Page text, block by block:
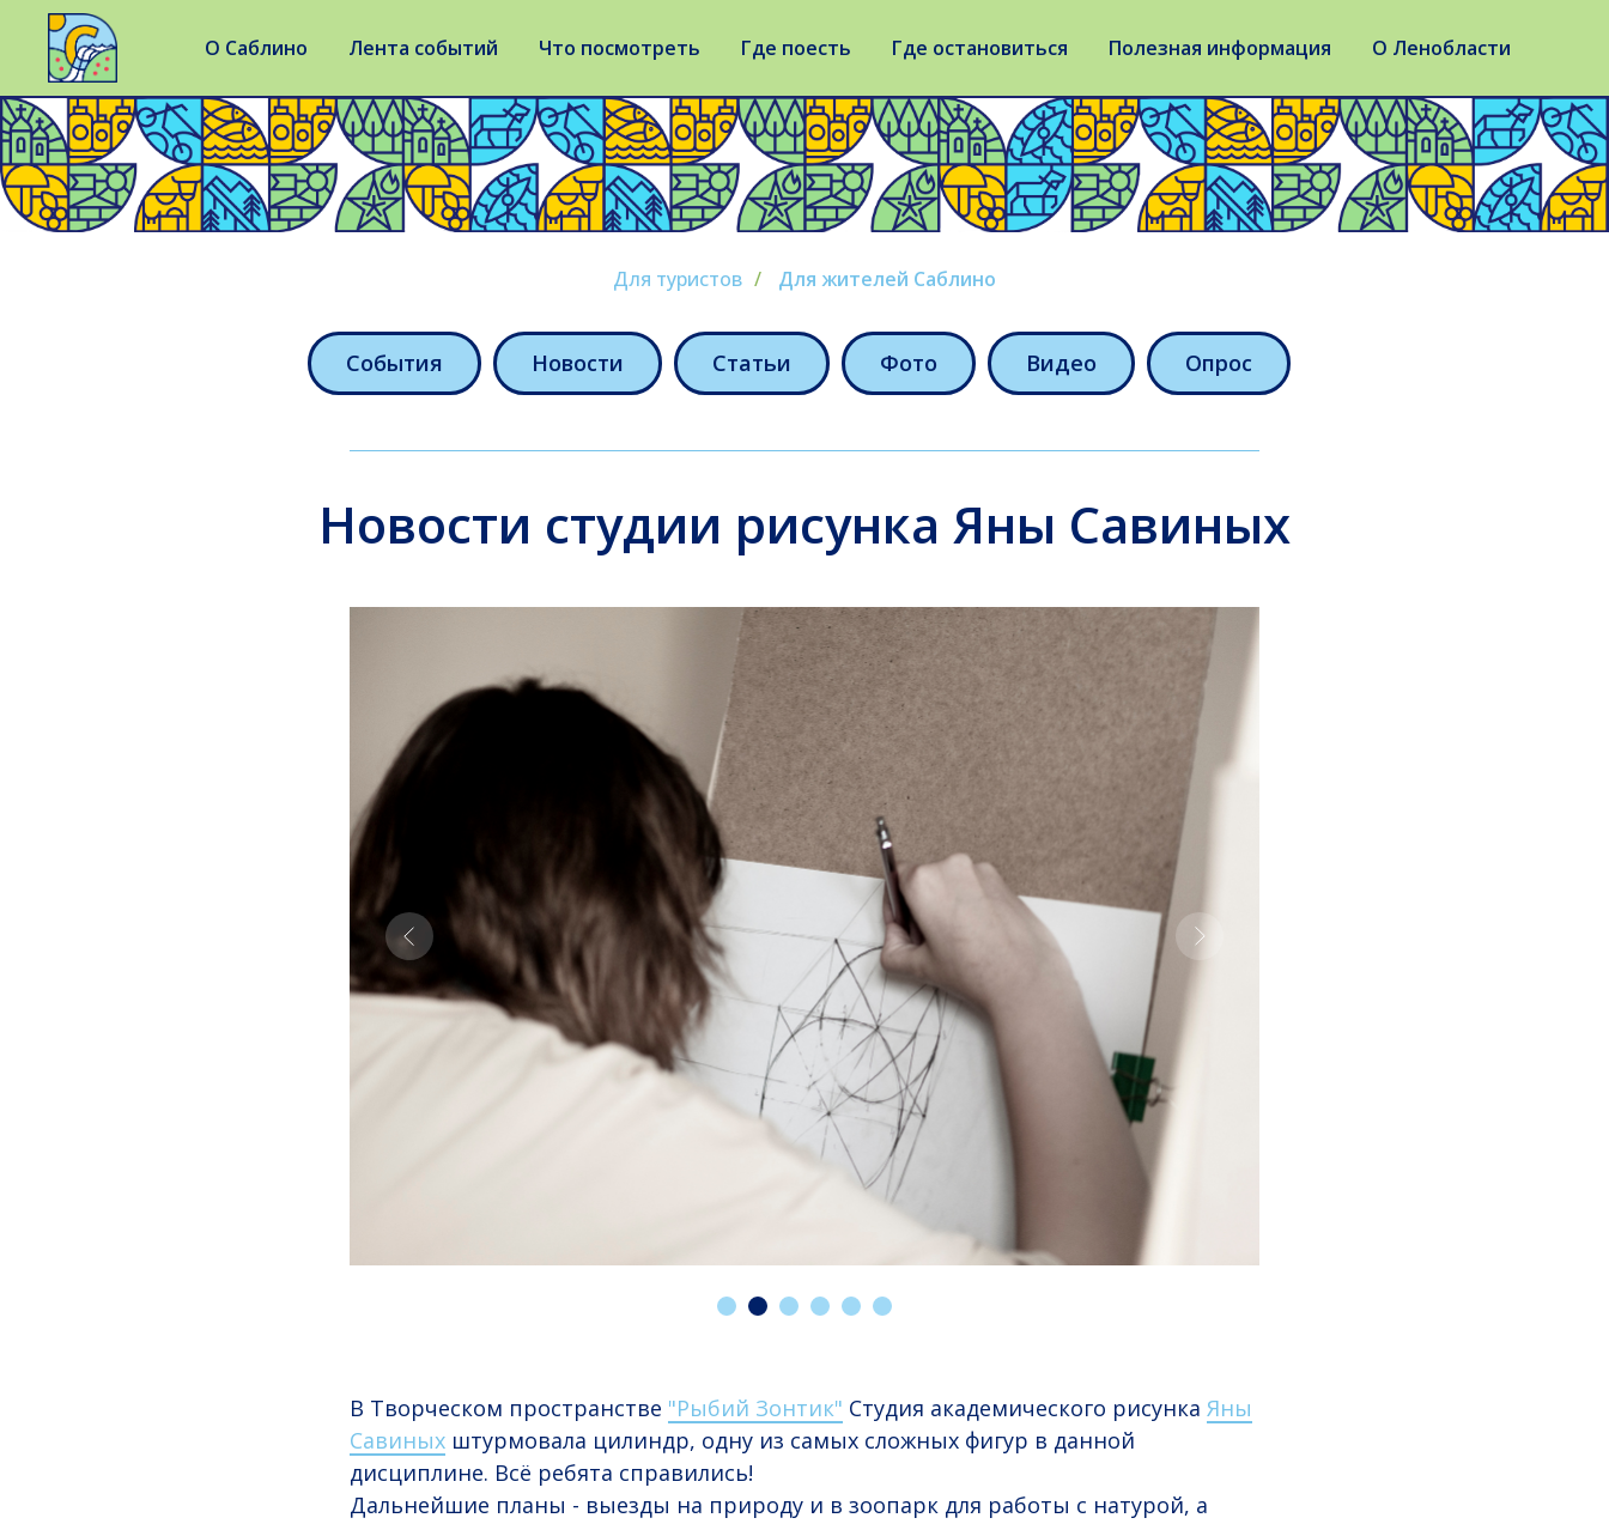
О Саблино Лента событий Что посмотреть Где поесть Где остановиться Полезная информация О Ленобласти
Для туристов / Для жителей Саблино
События Новости Статьи Фото Видео Опрос
Новости студии рисунка Яны Савиных
В Творческом пространстве "Рыбий Зонтик" Студия академического рисунка Яны
Савиных штурмовала цилиндр, одну из самых сложных фигур в данной
дисциплине. Всё ребята справились!
Дальнейшие планы - выезды на природу и в зоопарк для работы с натурой, а